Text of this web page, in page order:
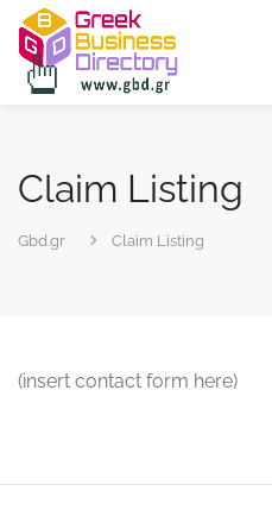
Claim Listing
Gbd.gr Claim Listing
(insert contact form here)